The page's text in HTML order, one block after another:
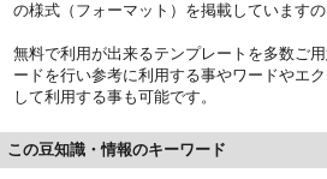
の様式（フォーマット）を掲載しています
無料で利用が出来るテンプレートを多数ご
ードを行い参考に利用する事やワードやエ
して利用する事も可能です。
この豆知識・情報のキーワード